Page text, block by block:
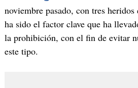
noviembre pasado, con tres
ha sido el factor clave que ha
la prohibición, con el fin de evitar
este tipo.